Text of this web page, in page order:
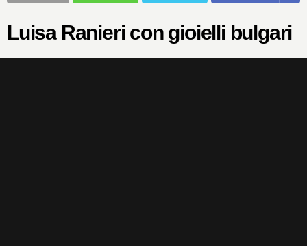
Luisa Ranieri con gioielli bulgari